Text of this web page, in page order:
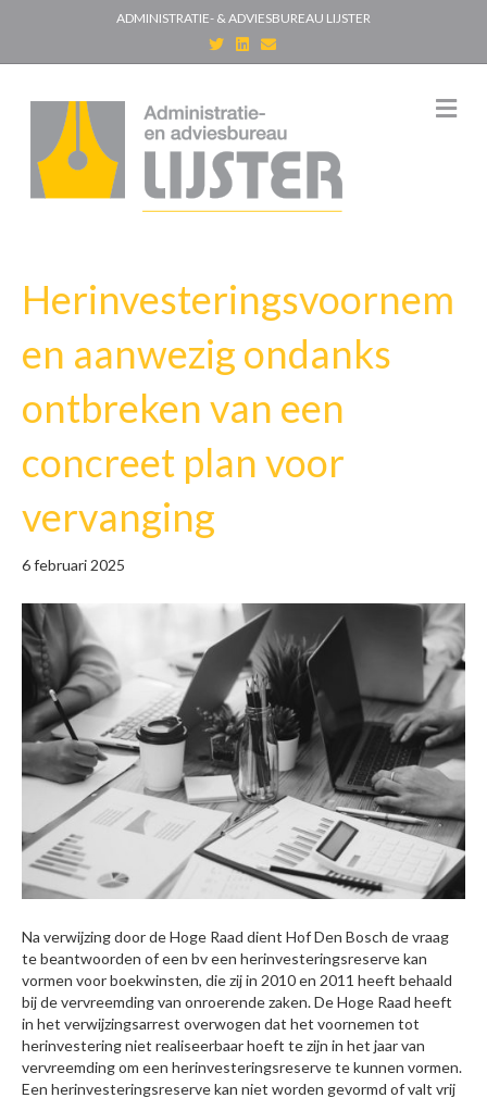
ADMINISTRATIE- & ADVIESBUREAU LIJSTER
T
w
i
e
r
n
d
i
n
E
m
a
M
e
Herinvesteringsvoornem
en aanwezig ondanks
ontbreken van een
concreet plan voor
vervanging
6 februari 2025
Na verwijzing door de Hoge Raad dient Hof Den Bosch de vraag
te beantwoorden of een bv een herinvesteringsreserve kan
vormen voor boekwinsten, die zij in 2010 en 2011 heeft behaald
bij de vervreemding van onroerende zaken. De Hoge Raad heeft
in het verwijzingsarrest overwogen dat het voornemen tot
herinvestering niet realiseerbaar hoeft te zijn in het jaar van
vervreemding om een herinvesteringsreserve te kunnen vormen.
Een herinvesteringsreserve kan niet worden gevormd of valt vrij